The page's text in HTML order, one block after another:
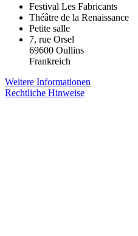
Festival Les Fabricants
Théâtre de la Renaissance
Petite salle
7, rue Orsel
69600 Oullins
Frankreich
Weitere Informationen
Rechtliche Hinweise